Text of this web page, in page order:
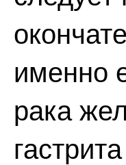
именно
рака